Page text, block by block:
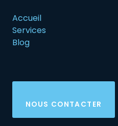
Accueil
Services
Blog
NOUS CONTACTER